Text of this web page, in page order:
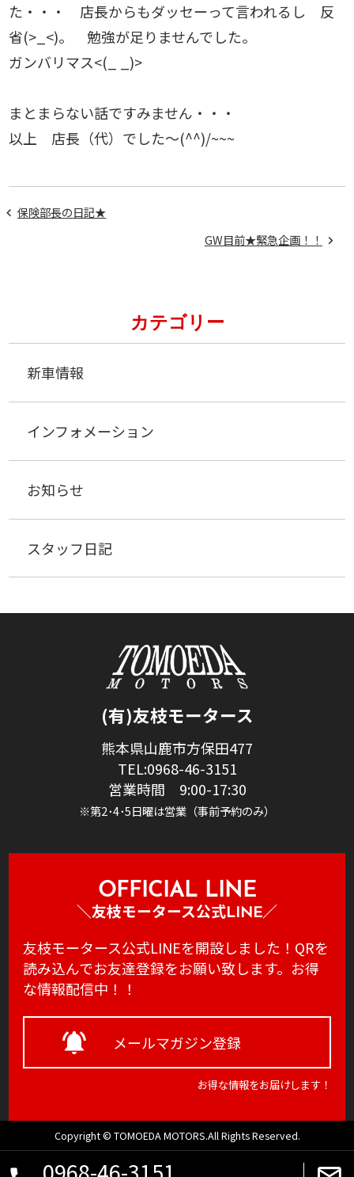
た・・・ 店長からもダッセーって言われるし 反
省(>_<)。 勉強が足りませんでした。
ガンバリマス<(_ _)>
まとまらない話ですみません・・・
以上 店長（代）でした～(^^)/~~~
保険部長の日記★
GW目前★緊急企画！！
カテゴリー
新車情報
インフォメーション
お知らせ
スタッフ日記
(有)友枝モータース
熊本県山鹿市方保田477
TEL:0968-46-3151
営業時間 9:00-17:30
※第2･4･5日曜は営業（事前予約のみ）
アクセス
プライバシーポリシー
レンタカー
各種保険取扱
EVスタンド
OFFICIAL LINE
＼友枝モータース公式LINE／
友枝モータース公式LINEを開設しました！QRを
読み込んでお友達登録をお願い致します。お得
な情報配信中！！
メールマガジン登録
お得な情報をお届けします！
Copyright © TOMOEDA MOTORS.All Rights Reserved.